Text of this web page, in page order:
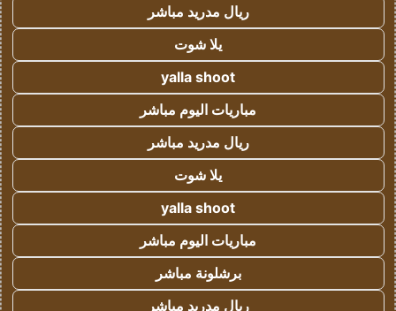
ريال مدريد مباشر
يلا شوت
yalla shoot
مباريات اليوم مباشر
ريال مدريد مباشر
يلا شوت
yalla shoot
مباريات اليوم مباشر
برشلونة مباشر
ريال مدريد مباشر